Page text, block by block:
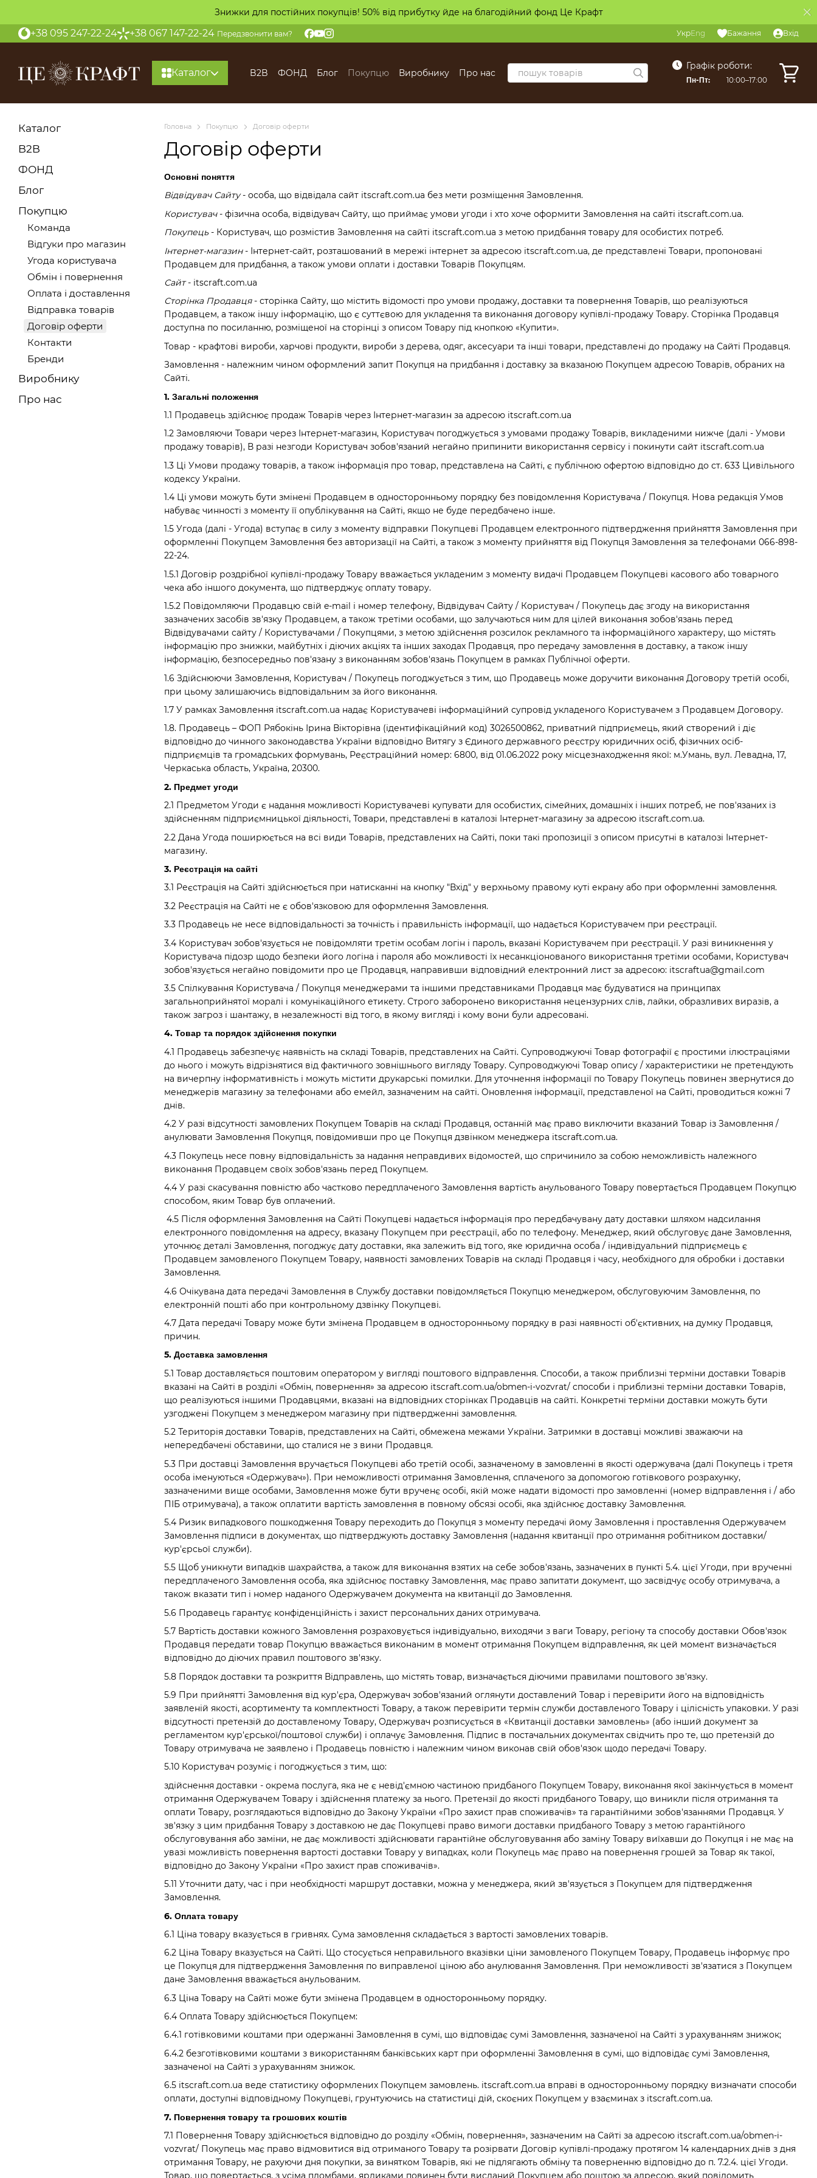
Знижки для постійних покупців! 50% від прибутку йде на благодійний фонд Це Крафт
+38 095 247-22-24 +38 067 147-22-24 Передзвонити вам? УкрEng Бажання Вхід
Каталог B2B ФОНД Блог Покупцю Виробнику Про нас
Графік роботи:
Пн-Пт: 10:00–17:00
Головна Покупцю Договір оферти
Договір оферти
Основні поняття
Відвідувач Сайту- особа, що відвідала сайт itscraft.com.ua без мети розміщення Замовлення.
Користувач- фізична особа, відвідувач Сайту, що приймає умови угоди і хто хоче оформити Замовлення на сайті itscraft.com.ua.
Покупець - Користувач, що розмістив Замовлення на сайті itscraft.com.ua з метою придбання товару для особистих потреб.
Інтернет-магазин- Інтернет-сайт, розташований в мережі інтернет за адресою itscraft.com.ua, де представлені Товари, пропоновані
Продавцем для придбання, а також умови оплати і доставки Товарів Покупцям.
Сайт- itscraft.com.ua
Сторінка Продавця- сторінка Сайту, що містить відомості про умови продажу, доставки та повернення Товарів, що реалізуються
Продавцем, а також іншу інформацію, що є суттєвою для укладення та виконання договору купівлі-продажу Товару. Сторінка Продавця
доступна по посиланню, розміщеної на сторінці з описом Товару під кнопкою «Купити».
Товар - крафтові вироби, харчові продукти, вироби з дерева, одяг, аксесуари та інші товари, представлені до продажу на Сайті Продавця.
Замовлення - належним чином оформлений запит Покупця на придбання і доставку за вказаною Покупцем адресою Товарів, обраних на
Сайті.
1. Загальні положення
1.1 Продавець здійснює продаж Товарів через Інтернет-магазин за адресою itscraft.com.ua
1.2 Замовляючи Товари через Інтернет-магазин, Користувач погоджується з умовами продажу Товарів, викладеними нижче (далі - Умови
продажу товарів), В разі незгоди Користувач зобов'язаний негайно припинити використання сервісу і покинути сайт itscraft.com.ua
1.3 Ці Умови продажу товарів, а також інформація про товар, представлена ​​на Сайті, є публічною офертою відповідно до ст. 633 Цивільного
кодексу України.
1.4 Ці умови можуть бути змінені Продавцем в односторонньому порядку без повідомлення Користувача / Покупця. Нова редакція Умов
набуває чинності з моменту її опублікування на Сайті, якщо не буде передбачено інше.
1.5 Угода (далі - Угода) вступає в силу з моменту відправки Покупцеві Продавцем електронного підтвердження прийняття Замовлення при
оформленні Покупцем Замовлення без авторизації на Сайті, а також з моменту прийняття від Покупця Замовлення за телефонами 066-898-
22-24.
1.5.1 Договір роздрібної купівлі-продажу Товару вважається укладеним з моменту видачі Продавцем Покупцеві касового або товарного
чека або іншого документа, що підтверджує оплату товару.
1.5.2 Повідомляючи Продавцю свій e-mail і номер телефону, Відвідувач Сайту / Користувач / Покупець дає згоду на використання
зазначених засобів зв'язку Продавцем, а також третіми особами, що залучаються ним для цілей виконання зобов'язань перед
Відвідувачами сайту / Користувачами / Покупцями, з метою здійснення розсилок рекламного та інформаційного характеру, що містять
інформацію про знижки, майбутніх і діючих акціях та інших заходах Продавця, про передачу замовлення в доставку, а також іншу
інформацію, безпосередньо пов'язану з виконанням зобов'язань Покупцем в рамках Публічної оферти.
1.6 Здійснюючи Замовлення, Користувач / Покупець погоджується з тим, що Продавець може доручити виконання Договору третій особі,
при цьому залишаючись відповідальним за його виконання.
1.7 У рамках Замовлення itscraft.com.ua надає Користувачеві інформаційний супровід укладеного Користувачем з Продавцем Договору.
1.8. Продавець – ФОП Рябокінь Ірина Вікторівна (ідентифікаційний код) 3026500862, приватний підприємець, який створений і діє
відповідно до чинного законодавства України відповідно Витягу з Єдиного державного реєстру юридичних осіб, фізичних осіб-
підприємців та громадських формувань, Реєстраційний номер: 6800, від 01.06.2022 року місцезнаходження якої: м.Умань, вул. Левадна, 17,
Черкаська область, Україна, 20300.
2. Предмет угоди
2.1 Предметом Угоди є надання можливості Користувачеві купувати для особистих, сімейних, домашніх і інших потреб, не пов'язаних із
здійсненням підприємницької діяльності, Товари, представлені в каталозі Інтернет-магазину за адресою itscraft.com.ua.
2.2 Дана Угода поширюється на всі види Товарів, представлених на Сайті, поки такі пропозиції з описом присутні в каталозі Інтернет-
магазину.
3. Реєстрація на сайті
3.1 Реєстрація на Сайті здійснюється при натисканні на кнопку "Вхід" у верхньому правому куті екрану або при оформленні замовлення.
3.2 Реєстрація на Сайті не є обов'язковою для оформлення Замовлення.
3.3 Продавець не несе відповідальності за точність і правильність інформації, що надається Користувачем при реєстрації.
3.4 Користувач зобов'язується не повідомляти третім особам логін і пароль, вказані Користувачем при реєстрації. У разі виникнення у
Користувача підозр щодо безпеки його логіна і пароля або можливості їх несанкціонованого використання третіми особами, Користувач
зобов'язується негайно повідомити про це Продавця, направивши відповідний електронний лист за адресою: itscraftua@gmail.com
3.5 Спілкування Користувача / Покупця менеджерами та іншими представниками Продавця має будуватися на принципах
загальноприйнятої моралі і комунікаційного етикету. Строго заборонено використання нецензурних слів, лайки, образливих виразів, а
також загроз і шантажу, в незалежності від того, в якому вигляді і кому вони були адресовані.
4. Товар та порядок здійснення покупки
4.1 Продавець забезпечує наявність на складі Товарів, представлених на Сайті. Супроводжуючі Товар фотографії є ​​простими ілюстраціями
до нього і можуть відрізнятися від фактичного зовнішнього вигляду Товару. Супроводжуючі Товар опису / характеристики не претендують
на вичерпну інформативність і можуть містити друкарські помилки. Для уточнення інформації по Товару Покупець повинен звернутися до
менеджерів магазину за телефонами або емейл, зазначеним на сайті. Оновлення інформації, представленої на Сайті, проводиться кожні 7
днів.
4.2 У разі відсутності замовлених Покупцем Товарів на складі Продавця, останній має право виключити вказаний Товар із Замовлення /
анулювати Замовлення Покупця, повідомивши про це Покупця дзвінком менеджера itscraft.com.ua.
4.3 Покупець несе повну відповідальність за надання неправдивих відомостей, що спричинило за собою неможливість належного
виконання Продавцем своїх зобов'язань перед Покупцем.
4.4 У разі скасування повністю або частково передплаченого Замовлення вартість анульованого Товару повертається Продавцем Покупцю
способом, яким Товар був оплачений.
4.5 Після оформлення Замовлення на Сайті Покупцеві надається інформація про передбачувану дату доставки шляхом надсилання
електронного повідомлення на адресу, вказану Покупцем при реєстрації, або по телефону. Менеджер, який обслуговує дане Замовлення,
уточнює деталі Замовлення, погоджує дату доставки, яка залежить від того, яке юридична особа / індивідуальний підприємець є
Продавцем замовленого Покупцем Товару, наявності замовлених Товарів на складі Продавця і часу, необхідного для обробки і доставки
Замовлення.
4.6 Очікувана дата передачі Замовлення в Службу доставки повідомляється Покупцю менеджером, обслуговуючим Замовлення, по
електронній пошті або при контрольному дзвінку Покупцеві.
4.7 Дата передачі Товару може бути змінена Продавцем в односторонньому порядку в разі наявності об'єктивних, на думку Продавця,
причин.
5. Доставка замовлення
5.1 Товар доставляється поштовим оператором у вигляді поштового відправлення. Способи, а також приблизні терміни доставки Товарів
вказані на Сайті в розділі «Обмін, повернення» за адресою itscraft.com.ua/obmen-i-vozvrat/ способи і приблизні терміни доставки Товарів,
що реалізуються іншими Продавцями, вказані на відповідних сторінках Продавців на сайті. Конкретні терміни доставки можуть бути
узгоджені Покупцем з менеджером магазину при підтвердженні замовлення.
5.2 Територія доставки Товарів, представлених на Сайті, обмежена межами України. Затримки в доставці можливі зважаючи на
непередбачені обставини, що сталися не з вини Продавця.
5.3 При доставці Замовлення вручається Покупцеві або третій особі, зазначеному в замовленні в якості одержувача (далі Покупець і третя
особа іменуються «Одержувач»). При неможливості отримання Замовлення, сплаченого за допомогою готівкового розрахунку,
зазначеними вище особами, Замовлення може бути врученє особі, якій може надати відомості про замовленні (номер відправлення і / або
ПІБ отримувача), а також оплатити вартість замовлення в повному обсязі особі, яка здійснює доставку Замовлення.
5.4 Ризик випадкового пошкодження Товару переходить до Покупця з моменту передачі йому Замовлення і проставлення Одержувачем
Замовлення підписи в документах, що підтверджують доставку Замовлення (надання квитанції про отримання робітником доставки/
кур'єрсьої служби).
5.5 Щоб уникнути випадків шахрайства, а також для виконання взятих на себе зобов'язань, зазначених в пункті 5.4. цієї Угоди, при врученні
передплаченого Замовлення особа, яка здійснює поставку Замовлення, має право запитати документ, що засвідчує особу отримувача, а
також вказати тип і номер наданого Одержувачем документа на квитанції до Замовлення.
5.6 Продавець гарантує конфіденційність і захист персональних даних отримувача.
5.7 Вартість доставки кожного Замовлення розраховується індивідуально, виходячи з ваги Товару, регіону та способу доставки Обов'язок
Продавця передати товар Покупцю вважається виконаним в момент отримання Покупцем відправлення, як цей момент визначається
відповідно до діючих правил поштового зв'язку.
5.8 Порядок доставки та розкриття Відправлень, що містять товар, визначається діючими правилами поштового зв'язку.
5.9 При прийнятті Замовлення від кур'єра, Одержувач зобов'язаний оглянути доставлений Товар і перевірити його на відповідність
заявленій якості, асортименту та комплектності Товару, а також перевірити термін служби доставленого Товару і цілісність упаковки. У разі
відсутності претензій до доставленому Товару, Одержувач розписується в «Квитанції доставки замовлень» (або інший документ за
регламентом кур'єрської/поштової служби) і оплачує Замовлення. Підпис в постачальних документах свідчить про те, що претензій до
Товару отримувача не заявлено і Продавець повністю і належним чином виконав свій обов'язок щодо передачі Товару.
5.10 Користувач розуміє і погоджується з тим, що:
здійснення доставки - окрема послуга, яка не є невід'ємною частиною придбаного Покупцем Товару, виконання якої закінчується в момент
отримання Одержувачем Товару і здійснення платежу за нього. Претензії до якості придбаного Товару, що виникли після отримання та
оплати Товару, розглядаються відповідно до Закону України «Про захист прав споживачів» та гарантійними зобов'язаннями Продавця. У
зв'язку з цим придбання Товару з доставкою не дає Покупцеві право вимоги доставки придбаного Товару з метою гарантійного
обслуговування або заміни, не дає можливості здійснювати гарантійне обслуговування або заміну Товару виїхавши до Покупця і не має на
увазі можливість повернення вартості доставки Товару у випадках, коли Покупець має право на повернення грошей за Товар як такої,
відповідно до Закону України «Про захист прав споживачів».
5.11 Уточнити дату, час і при необхідності маршрут доставки, можна у менеджера, який зв'язується з Покупцем для підтвердження
Замовлення.
6. Оплата товару
6.1 Ціна товару вказується в гривнях. Сума замовлення складається з вартості замовлених товарів.
6.2 Ціна Товару вказується на Сайті. Що стосується неправильного вказівки ціни замовленого Покупцем Товару, Продавець інформує про
це Покупця для підтвердження Замовлення по виправленої ціною або анулювання Замовлення. При неможливості зв'язатися з Покупцем
дане Замовлення вважається анульованим.
6.3 Ціна Товару на Сайті може бути змінена Продавцем в односторонньому порядку.
6.4 Оплата Товару здійснюється Покупцем:
6.4.1 готівковими коштами при одержанні Замовлення в сумі, що відповідає сумі Замовлення, зазначеної на Сайті з урахуванням знижок;
6.4.2 безготівковими коштами з використанням банківських карт при оформленні Замовлення в сумі, що відповідає сумі Замовлення,
зазначеної на Сайті з урахуванням знижок.
6.5 itscraft.com.ua веде статистику оформлених Покупцем замовлень. itscraft.com.ua вправі в односторонньому порядку визначати способи
оплати, доступні відповідному Покупцеві, грунтуючись на статистиці дій, скоєних Покупцем у взаєминах з itscraft.com.ua.
7. Повернення товару та грошових коштів
7.1 Повернення Товару здійснюється відповідно до розділу «Обмін, повернення», зазначеним на Сайті за адресою itscraft.com.ua/obmen-i-
vozvrat/ Покупець має право відмовитися від отриманого Товару та розірвати Договір купівлі-продажу протягом 14 календарних днів з дня
отримання Товару, не рахуючи дня покупки, за винятком Товарів, які не підлягають обміну та поверненню відповідно до п. 7.2.4. цієї Угоди.
Товар, що повертається, з усіма пломбами, ярликами повинен бути висланий Покупцем або поштою за адресою, який повідомить
Каталог
B2B
ФОНД
Блог
Покупцю
Команда
Відгуки про магазин
Угода користувача
Обмін і повернення
Оплата і доставлення
Відправка товарів
Договір оферти
Контакти
Бренди
Виробнику
Про нас